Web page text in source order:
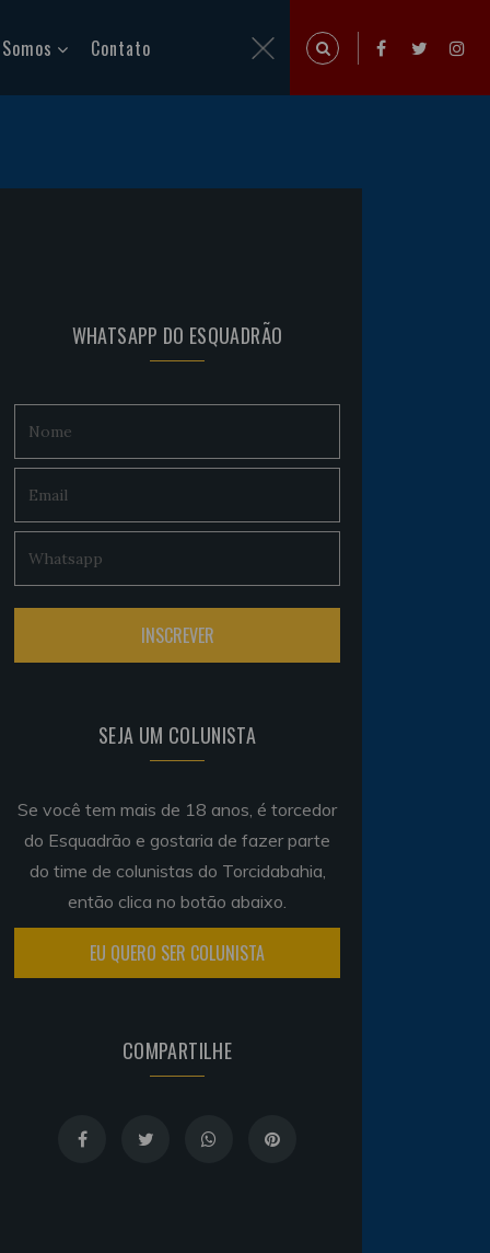
Contato
WHATSAPP DO ESQUADRÃO
SEJA UM COLUNISTA
Se você tem mais de 18 anos, é torcedor
do Esquadrão e gostaria de fazer parte
do time de colunistas do Torcidabahia,
então clica no botão abaixo.
EU QUERO SER COLUNISTA
COMPARTILHE